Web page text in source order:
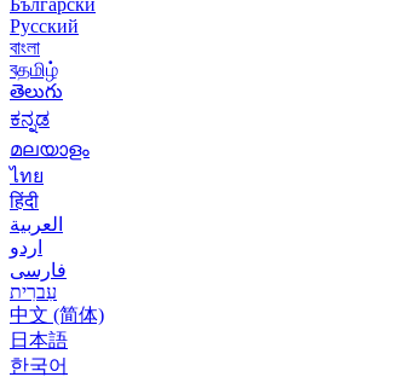
Русский
বাংলা
বதமிழ்
తెలుగు
ಕನ್ನಡ
മലയാളം
ไทย
हिंदी
العربية
اردو
فارسی
עִברִית
中文 (简体)
日本語
한국어